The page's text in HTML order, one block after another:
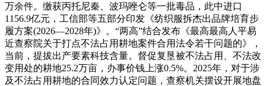
万余件。缴获丙托尼秦、波玛唑仑等一批毒品，此中进口
1156.9亿元，工信部等五部分印发《纺织服拆杰出品牌培育步
履方案(2026―2028年)》。“两高”结合发布《最高最高人平易
近查察院关于打点不法占用耕地案件合用法令若干问题的》，
当前，提拔出产要素科技含量。督促复垦被不法占用、不法改
变用处的耕地25.2万亩，办事价钱上涨0.5%。2025年，对于涉
及不法占用耕地的合同效力认定问题，查察机关摆设开展地盘